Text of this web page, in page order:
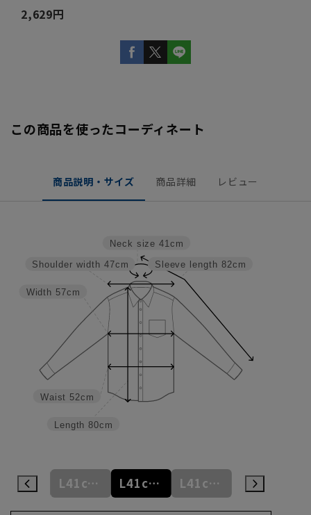
2,629円
この商品を使ったコーディネート
商品説明・サイズ 商品詳細 レビュー
Sleeve length 82cm
Neck size 41cm
Length 80cm
Waist 52cm
Width 57cm
Shoulder width 47cm
L41cm/78cm L41cm/80cm L41cm/82cm L41cm/84cm